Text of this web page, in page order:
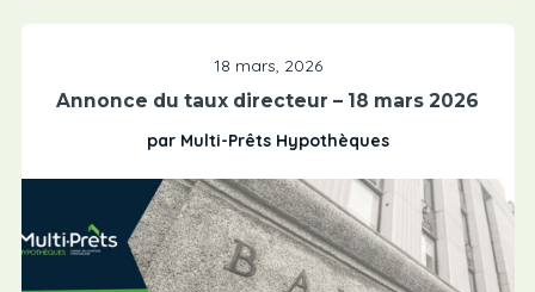
18 mars, 2026
Annonce du taux directeur – 18 mars 2026
par Multi-Prêts Hypothèques